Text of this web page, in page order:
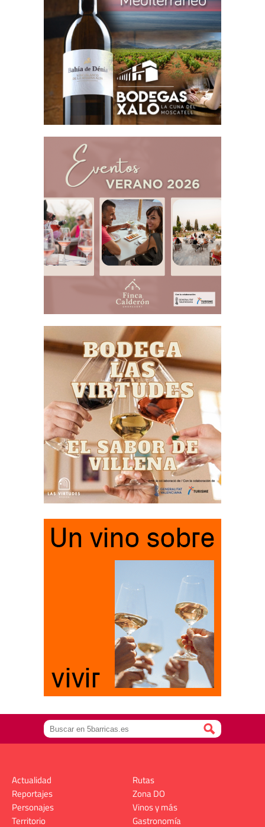
Actualidad
Reportajes
Personajes
Territorio
Rutas
Zona DO
Vinos y más
Gastronomía